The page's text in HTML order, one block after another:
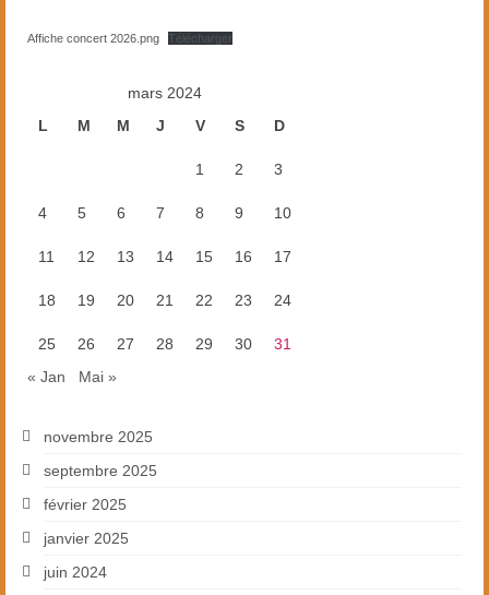
Affiche concert 2026.png Télécharger
mars 2024
L
M M J V S D
1 2 3
4 5 6 7 8 9 10
11 12 13 14 15 16 17
18 19 20 21 22 23 24
25 26 27 28 29 30
31
« Jan
Mai »
novembre 2025
septembre 2025
février 2025
janvier 2025
juin 2024